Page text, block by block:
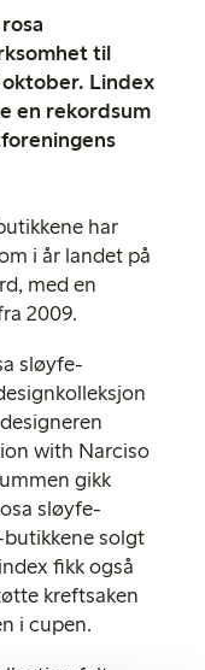
til
Lindex
en rekordsum
har
i år landet på
med en
2009.
sløyfe-
with Narciso
gikk
sløyfe-
solgt
fikk også
kreftsaken
i cupen.